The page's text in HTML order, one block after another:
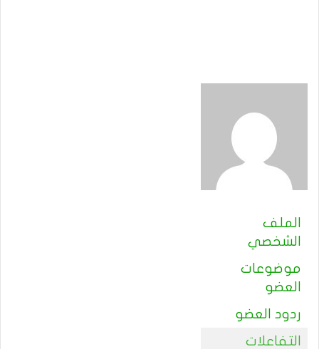
الملف
الشخصي
موضوعات
العضو
ردود العضو
التفاعلات